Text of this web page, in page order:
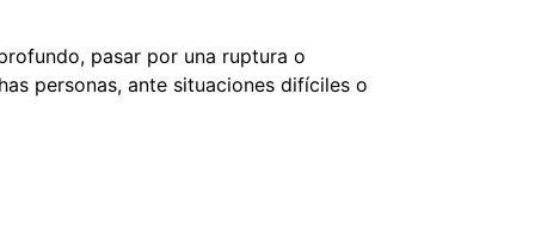
pasar por una ruptura o
personas, ante situaciones difíciles o